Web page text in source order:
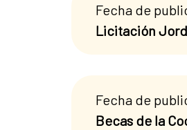
Fecha de
Licitación
Fecha de
Becas de la